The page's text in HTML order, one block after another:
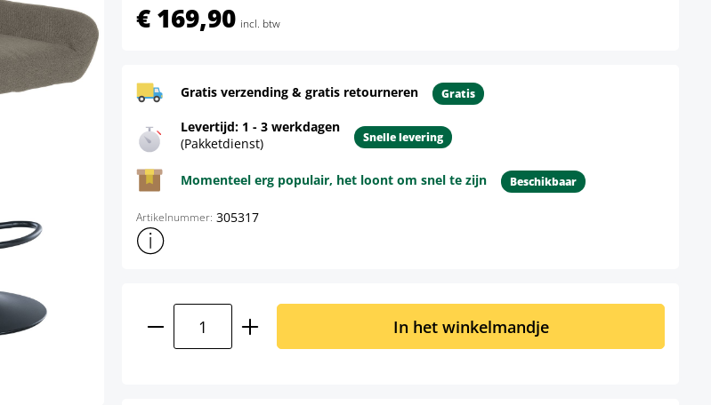
€ 169,90 incl. btw
Gratis verzending & gratis retourneren Gratis
Levertijd: 1 - 3 werkdagen
(Pakketdienst)
Snelle levering
Momenteel erg populair, het loont om snel te zijn Beschikbaar
Artikelnummer: 305317
Toon meer productinformatie
Producthoeveelheid: Voer de gewenste hoeveelheid in
In het winkelmandje